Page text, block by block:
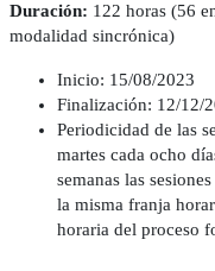
Duración: 122 horas (56
modalidad sincrónica)
Inicio: 15/08/2023
Finalización: 12/12/
Periodicidad de las
martes cada ocho
semanas las
la misma franja
horaria del proceso